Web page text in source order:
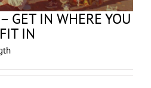
GET IN WHERE YOU
FIT IN